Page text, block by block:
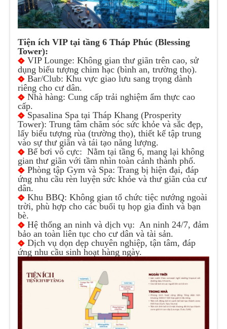
Tiện ích VIP tại tầng 6 Tháp Phúc (Blessing
Tower):
VIP Lounge: Không gian thư giãn trên cao, sử
dụng biểu tượng chim hạc (bình an, trường thọ).
Bar/Club: Khu vực giao lưu sang trọng dành
riêng cho cư dân.
Nhà hàng: Cung cấp trải nghiệm ẩm thực cao
cấp.
Spasalina Spa tại Tháp Khang (Prosperity
Tower): Trung tâm chăm sóc sức khỏe và sắc đẹp,
lấy biểu tượng rùa (trường thọ), thiết kế tập trung
vào sự thư giãn và tái tạo năng lượng.
Bể bơi vô cực: Nằm tại tầng 6, mang lại không
gian thư giãn với tầm nhìn toàn cảnh thành phố.
Phòng tập Gym và Spa: Trang bị hiện đại, đáp
ứng nhu cầu rèn luyện sức khỏe và thư giãn của cư
dân.
Khu BBQ: Không gian tổ chức tiệc nướng ngoài
trời, phù hợp cho các buổi tụ họp gia đình và bạn
bè.
Hệ thống an ninh và dịch vụ: An ninh 24/7, đảm
bảo an toàn liên tục cho cư dân và tài sản.
Dịch vụ dọn dẹp chuyên nghiệp, tận tâm, đáp
ứng nhu cầu sinh hoạt hàng ngày.